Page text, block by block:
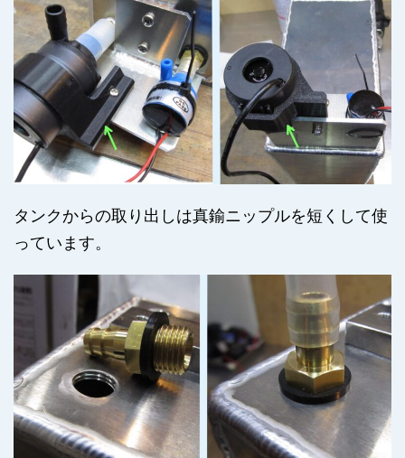
タンクからの取り出しは真鍮ニップルを短くして使
っています。